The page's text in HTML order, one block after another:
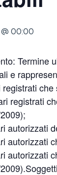
00:00
Termine
e
registrati
autorizzati
autorizzati
autorizzati